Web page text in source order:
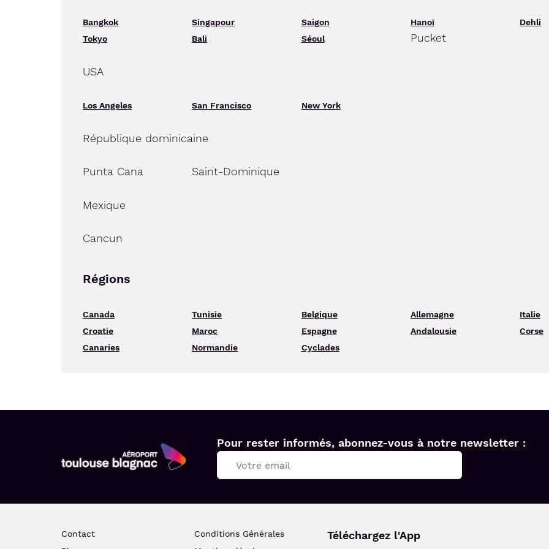
Bangkok Singapour Saigon Hanoï
Dehli
Tokyo
Bali Séoul Pucket
USA
Los Angeles San Francisco New York
République dominicaine
Punta Cana Saint-Dominique
Mexique
Cancun
Régions
Canada Tunisie Belgique Allemagne
Italie
Croatie
Maroc Espagne Andalousie
Corse
Canaries
Normandie Cyclades
Pour rester informés, abonnez-vous à notre newsletter :
Contact
Conditions Générales
Téléchargez l'App